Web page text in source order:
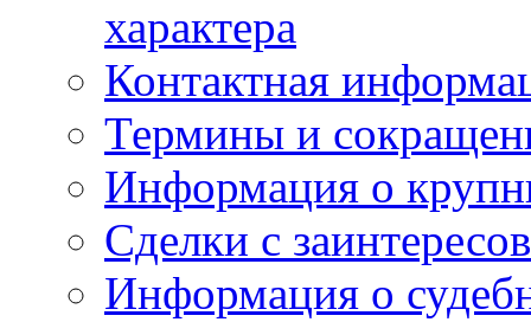
характера
Контактная
Термины и
Информация о
Сделки с
Информация о